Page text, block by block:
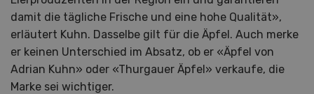
damit die tägliche Frische und eine hohe Qualität»,
erläutert Kuhn. Dasselbe gilt für die Äpfel. Auch merke
er keinen Unterschied im Absatz, ob er «Äpfel von
Adrian Kuhn» oder «Thurgauer Äpfel» verkaufe, die
Marke sei wichtiger.